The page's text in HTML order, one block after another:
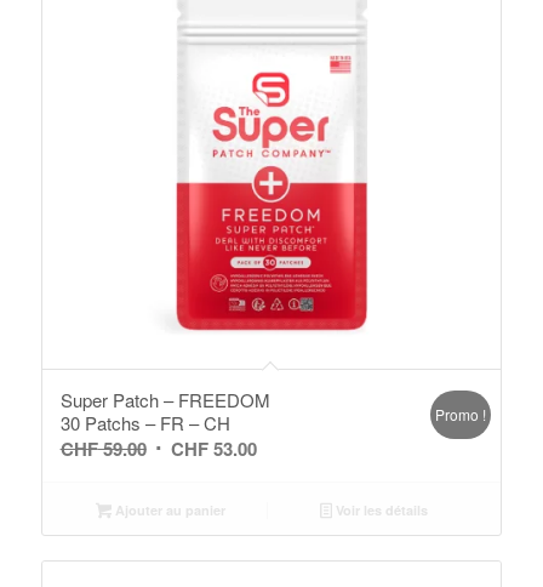
Super Patch – FREEDOM
30 Patchs – FR – CH
CHF59.00 Le
initial
était :
CHF 59.00.
CHF53.00Le
est :
CHF 53.00.
Promo !
Ajouter au panier Voir les détails